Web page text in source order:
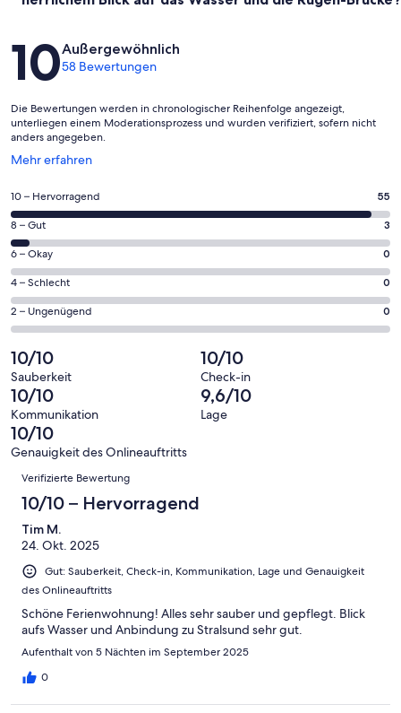
Bewertungen
10Außergewöhnlich
58 Bewertungen
Die Bewertungen werden in chronologischer Reihenfolge angezeigt,
unterliegen einem Moderationsprozess und wurden verifiziert, sofern nicht
anders angegeben.
Mehr erfahren
Wird
einem
neuen
Fenster
geöffnet
55
von
insgesamt
58
Gästebewertungen
haben
eine
Bewertung
von
10
-
Hervorragend
10 – Hervorragend 55
3
von
insgesamt
58
Gästebewertungen
haben
Bewertung
von
8
-
Gut
8 – Gut 3
0
von
insgesamt
58
Gästebewertungen
haben
eine
Bewertung
von
6
-
Okay
6 – Okay 0
0
von
insgesamt
Gästebewertungen
haben
eine
Bewertung
von
4
4 – Schlecht 0
0
von
insgesamt
58
Gästebewertungen
haben
eine
Bewertung
2 – Ungenügend 0
10/10
Sauberkeit
10/10
Check-in
10/10
Kommunikation
9,6/10
Lage
10/10
Genauigkeit des Onlineauftritts
Bewertungen
Verifizierte Bewertung
10/10 – Hervorragend
Tim M.
24. Okt. 2025
Gut: Sauberkeit, Check-in, Kommunikation, Lage und Genauigkeit
des Onlineauftritts
Schöne Ferienwohnung! Alles sehr sauber und gepflegt. Blick
aufs Wasser und Anbindung zu Stralsund sehr gut.
Aufenthalt von 5 Nächten im September 2025
0